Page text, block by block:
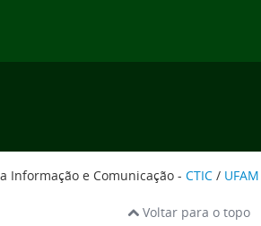
Informação e Comunicação - CTIC / UFAM
Voltar para o topo